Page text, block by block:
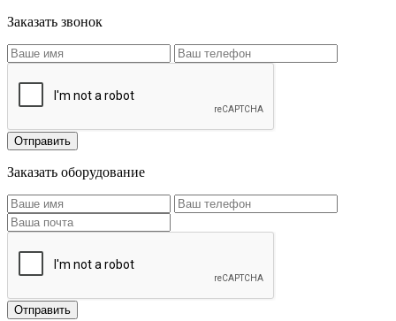
Заказать звонок
Заказать оборудование